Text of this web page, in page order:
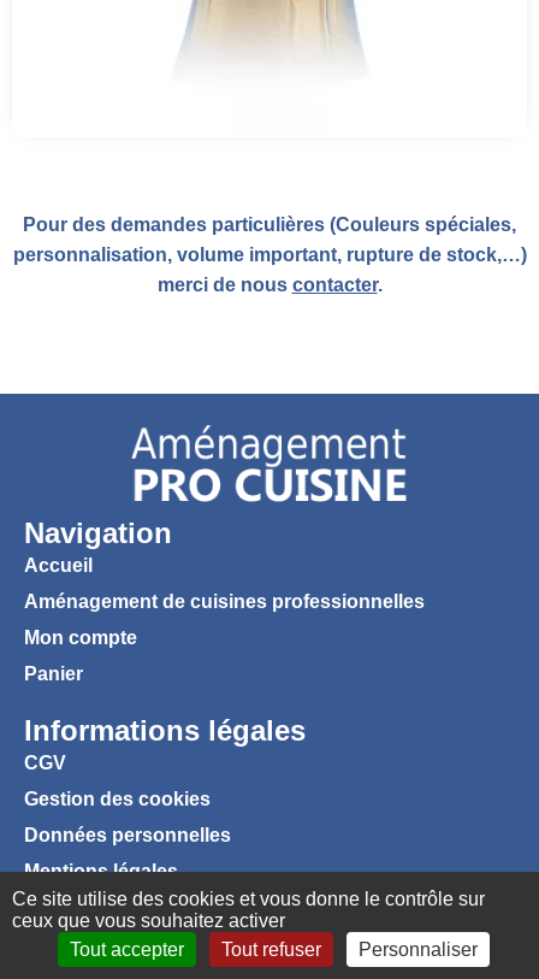
Favoris Connexion Panier
Pour des demandes particulières (Couleurs spéciales,
personnalisation, volume important, rupture de stock,…)
merci de nous contacter.
Navigation
Accueil
Aménagement de cuisines professionnelles
Mon compte
Panier
Informations légales
CGV
Gestion des cookies
Données personnelles
Mentions légales
Ce site utilise des cookies et vous donne le contrôle sur
ceux que vous souhaitez activer
Tout accepter
Tout refuser Personnaliser